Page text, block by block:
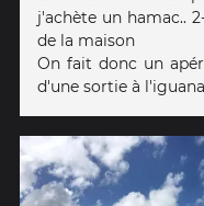
j'achète un hamac..
de la maison
On fait donc un
d'une sortie à